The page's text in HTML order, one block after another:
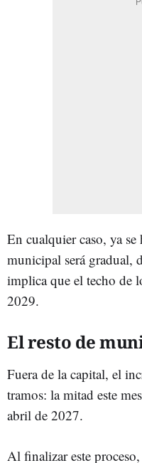
En cualquier caso, ya
municipal será gradual,
implica que el techo de
2029.
El resto de
Fuera de la capital, el
tramos: la mitad este
abril de 2027.
Al finalizar este